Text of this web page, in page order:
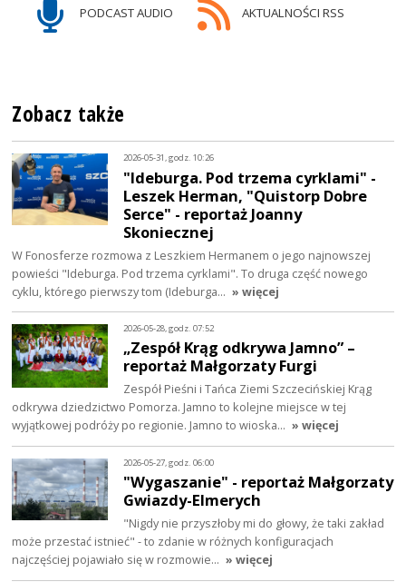
PODCAST AUDIO AKTUALNOŚCI RSS
Zobacz także
2026-05-31, godz. 10:26
"Ideburga. Pod trzema cyrklami" -
Leszek Herman, "Quistorp Dobre
Serce" - reportaż Joanny
Skoniecznej
W Fonosferze rozmowa z Leszkiem Hermanem o jego najnowszej
powieści "Ideburga. Pod trzema cyrklami". To druga część nowego
cyklu, którego pierwszy tom (Ideburga… » więcej
2026-05-28, godz. 07:52
„Zespół Krąg odkrywa Jamno” –
reportaż Małgorzaty Furgi
Zespół Pieśni i Tańca Ziemi Szczecińskiej Krąg
odkrywa dziedzictwo Pomorza. Jamno to kolejne miejsce w tej
wyjątkowej podróży po regionie. Jamno to wioska… » więcej
2026-05-27, godz. 06:00
"Wygaszanie" - reportaż Małgorzaty
Gwiazdy-Elmerych
"Nigdy nie przyszłoby mi do głowy, że taki zakład
może przestać istnieć" - to zdanie w różnych konfiguracjach
najczęściej pojawiało się w rozmowie… » więcej